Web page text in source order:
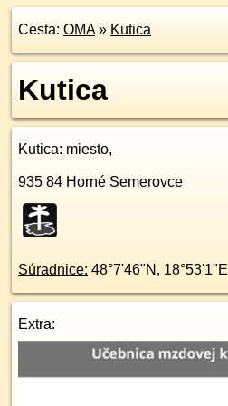
Cesta: OMA» Kutica
Kutica
Kutica: miesto,
935 84 Horné Semerovce
Súradnice: 48°7'46"N , 18°53'1"E
Extra: